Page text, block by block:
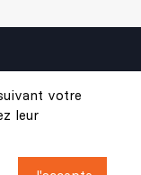
-Conditions
votre
leur